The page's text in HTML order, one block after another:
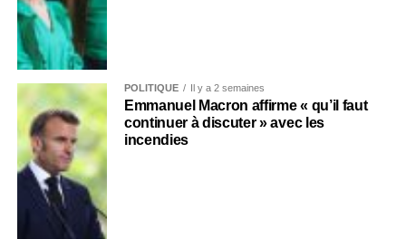
POLITIQUE Il y a 2 semaines
Emmanuel Macron affirme « qu’il faut
continuer à discuter » avec les
incendies